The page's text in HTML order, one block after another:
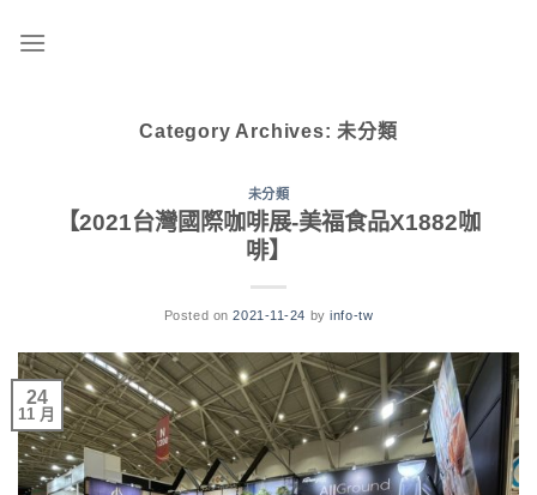
Category Archives: 未分類
未分類
【2021台灣國際咖啡展-美福食品X1882咖
啡】
Posted on2021-11-24 byinfo-tw
24
11 月